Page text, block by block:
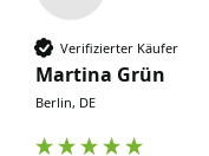
Verifizierter Käufer
Martina Grün
Berlin, DE